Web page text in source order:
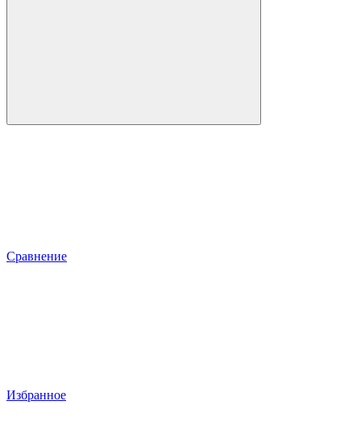
Сравнение
Избранное